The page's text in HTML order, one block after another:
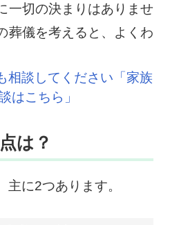
一切の決まりはありませ
葬儀を考えると、よくわ
相談してください「家族
はこちら」
は？
に2つあります。